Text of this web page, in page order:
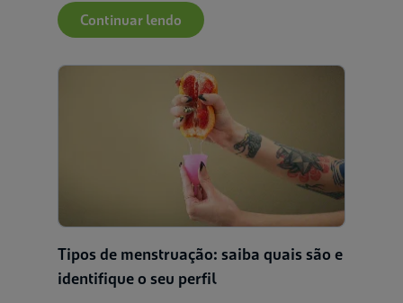
Continuar lendo
Tipos de menstruação: saiba quais são e
identifique o seu perfil